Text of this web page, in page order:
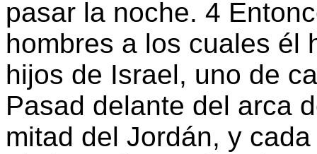
pasar la noche. 4
hombres a los cuales él
hijos de Israel, uno de
Pasad delante del arca
mitad del Jordán, y